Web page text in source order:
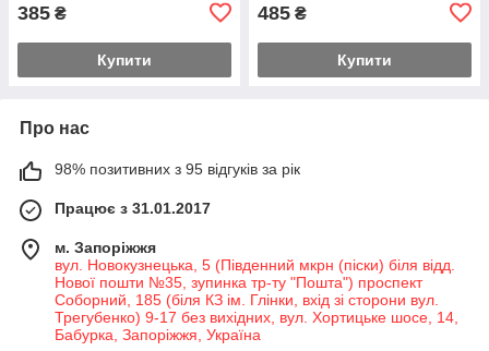
385 ₴
Купити
485 ₴
Купити
Про нас
98% позитивних з 95 відгуків за рік
Працює з 31.01.2017
м. Запоріжжя
вул. Новокузнецька, 5 (Південний мкрн (піски) біля відд.
Нової пошти №35, зупинка тр-ту "Пошта") проспект
Соборний, 185 (біля КЗ ім. Глінки, вхід зі сторони вул.
Трегубенко) 9-17 без вихідних, вул. Хортицьке шосе, 14,
Бабурка, Запоріжжя, Україна